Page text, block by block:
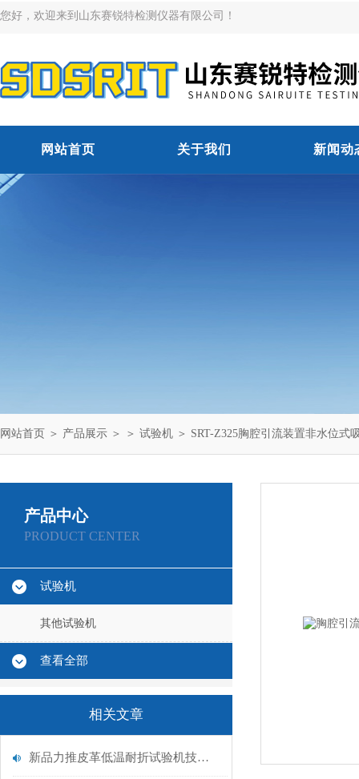
您好，欢迎来到山东赛锐特检测仪器有限公司！
网站首页 关于我们 新闻动
网站首页 ＞ 产品展示 ＞ ＞ 试验机 ＞ SRT-Z325胸腔引流装置非水位式
产品中心
PRODUCT CENTER
试验机
其他试验机
查看全部
相关文章
新品力推皮革低温耐折试验机技术讲解